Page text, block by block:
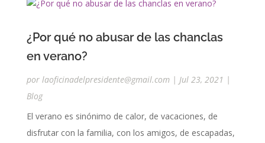
¿Por qué no abusar de las chanclas
en verano?
por laoficinadelpresidente@gmail.com| Jul 23, 2021 |
Blog
El verano es sinónimo de calor, de vacaciones, de
disfrutar con la familia, con los amigos, de escapadas,